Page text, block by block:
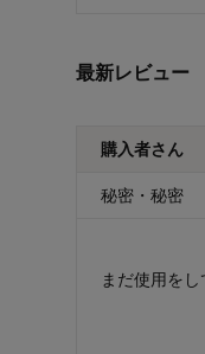
最新レビュー
購入者さん
秘密・秘密
まだ使用を